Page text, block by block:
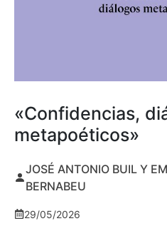
«Confidencias,
metapoéticos»
JOSÉ ANTONIO BUIL Y
BERNABEU
29/05/2026